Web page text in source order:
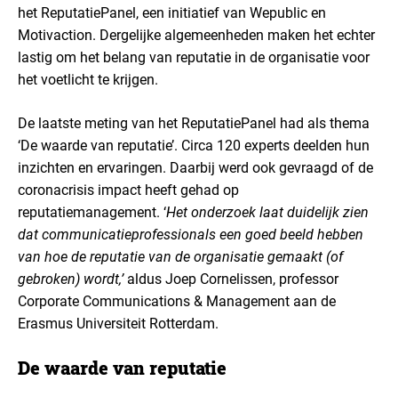
het ReputatiePanel, een initiatief van Wepublic en
Motivaction. Dergelijke algemeenheden maken het echter
lastig om het belang van reputatie in de organisatie voor
het voetlicht te krijgen.
De laatste meting van het ReputatiePanel had als thema
‘De waarde van reputatie’. Circa 120 experts deelden hun
inzichten en ervaringen. Daarbij werd ook gevraagd of de
coronacrisis impact heeft gehad op
reputatiemanagement. ‘Het onderzoek laat duidelijk zien
dat communicatieprofessionals een goed beeld hebben
van hoe de reputatie van de organisatie gemaakt (of
gebroken) wordt,’aldus Joep Cornelissen, professor
Corporate Communications & Management aan de
Erasmus Universiteit Rotterdam.
De waarde van reputatie